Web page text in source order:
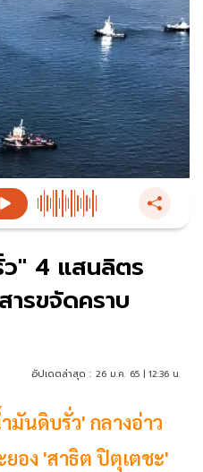
" 4 แสนลิตร
ารขจัดคราบ
อัปเดตล่าสุด : 26 ม.ค. 65 | 12:36 น.
มันดิบรั่ว' กลางอ่าว
อง 'สาธิต ปิตุเตชะ'